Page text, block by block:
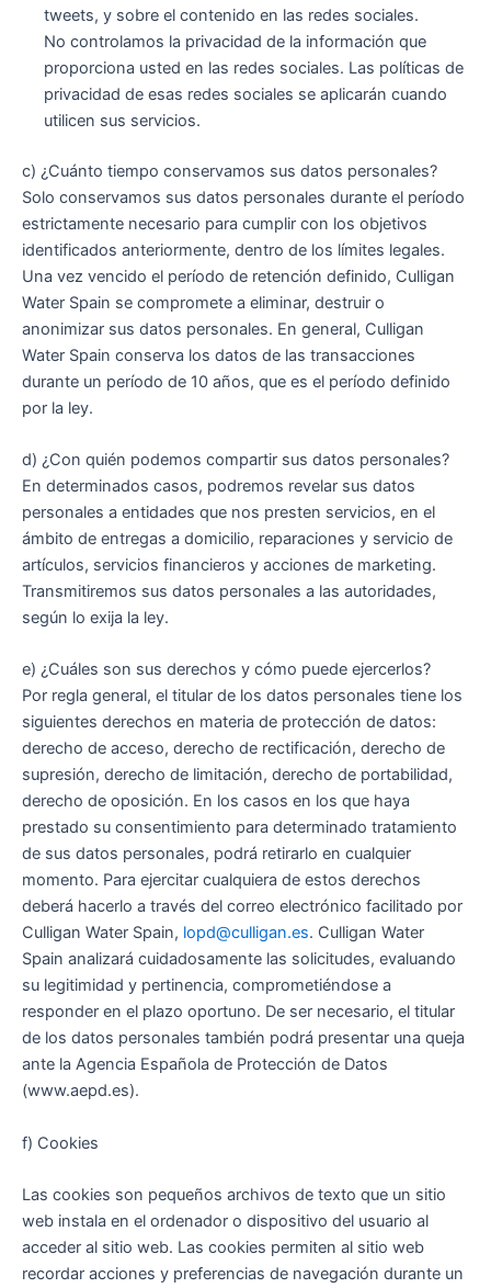
tweets, y sobre el contenido en las redes sociales.
No controlamos la privacidad de la información que
proporciona usted en las redes sociales. Las políticas de
privacidad de esas redes sociales se aplicarán cuando
utilicen sus servicios.
c) ¿Cuánto tiempo conservamos sus datos personales?
Solo conservamos sus datos personales durante el período
estrictamente necesario para cumplir con los objetivos
identificados anteriormente, dentro de los límites legales.
Una vez vencido el período de retención definido, Culligan
Water Spain se compromete a eliminar, destruir o
anonimizar sus datos personales. En general, Culligan
Water Spain conserva los datos de las transacciones
durante un período de 10 años, que es el período definido
por la ley.
d) ¿Con quién podemos compartir sus datos personales?
En determinados casos, podremos revelar sus datos
personales a entidades que nos presten servicios, en el
ámbito de entregas a domicilio, reparaciones y servicio de
artículos, servicios financieros y acciones de marketing.
Transmitiremos sus datos personales a las autoridades,
según lo exija la ley.
e) ¿Cuáles son sus derechos y cómo puede ejercerlos?
Por regla general, el titular de los datos personales tiene los
siguientes derechos en materia de protección de datos:
derecho de acceso, derecho de rectificación, derecho de
supresión, derecho de limitación, derecho de portabilidad,
derecho de oposición. En los casos en los que haya
prestado su consentimiento para determinado tratamiento
de sus datos personales, podrá retirarlo en cualquier
momento. Para ejercitar cualquiera de estos derechos
deberá hacerlo a través del correo electrónico facilitado por
Culligan Water Spain, lopd@culligan.es. Culligan Water
Spain analizará cuidadosamente las solicitudes, evaluando
su legitimidad y pertinencia, comprometiéndose a
responder en el plazo oportuno. De ser necesario, el titular
de los datos personales también podrá presentar una queja
ante la Agencia Española de Protección de Datos
(www.aepd.es).
f) Cookies
Las cookies son pequeños archivos de texto que un sitio
web instala en el ordenador o dispositivo del usuario al
acceder al sitio web. Las cookies permiten al sitio web
recordar acciones y preferencias de navegación durante un